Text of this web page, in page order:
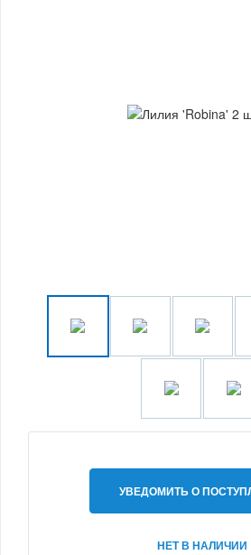
УВЕДОМИТЬ О
НЕТ В НАЛИЧИИ